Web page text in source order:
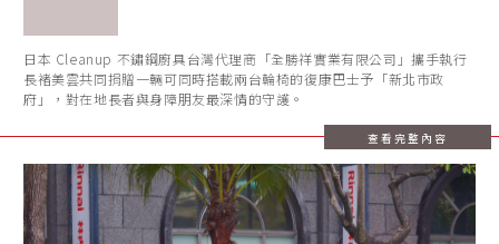
日本 Cleanup 不鏽鋼廚具台灣代理商「全勝祥實業有限公司」攜手執行
長褚美雲共同捐贈一輛可同時搭載兩台輪椅的復康巴士予「新北市政
府」，對在地長者與身障朋友最深情的守護。
查看完整內容